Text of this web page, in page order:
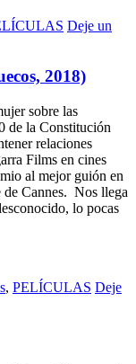
Deje un
2018)
sobre las
de la Constitución
relaciones
Films en cines
al mejor guión en
de Cannes. Nos llega
lo pocas
, PELÍCULAS Deje